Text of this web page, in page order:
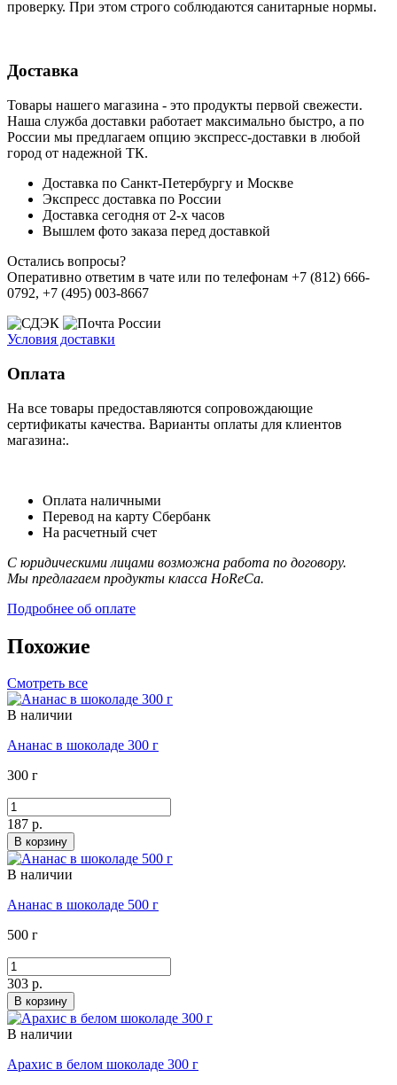
проверку. При этом строго соблюдаются санитарные нормы.
Доставка
Товары нашего магазина - это продукты первой свежести.
Наша служба доставки работает максимально быстро, а по
России мы предлагаем опцию экспресс-доставки в любой
город от надежной ТК.
Доставка по Санкт-Петербургу и Москве
Экспресс доставка по России
Доставка сегодня от 2-х часов
Вышлем фото заказа перед доставкой
Остались вопросы?
Оперативно ответим в чате или по телефонам +7 (812) 666-
0792, +7 (495) 003-8667
Условия доставки
Оплата
На все товары предоставляются сопровождающие
сертификаты качества. Варианты оплаты для клиентов
магазина:.
Оплата наличными
Перевод на карту Сбербанк
На расчетный счет
С юридическими лицами возможна работа по договору.
Мы предлагаем продукты класса HoReCa.
Подробнее об оплате
Похожие
Смотреть все
В наличии
Ананас в шоколаде 300 г
300 г
187 р.
В корзину
В наличии
Ананас в шоколаде 500 г
500 г
303 р.
В корзину
В наличии
Арахис в белом шоколаде 300 г